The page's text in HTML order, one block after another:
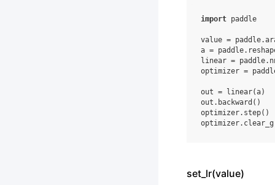
import paddle
value = paddle.
a = paddle.
linear = paddle.
optimizer =
out = linear(a)
out . backward ()
optimizer. step()
optimizer.
set_lr(value)